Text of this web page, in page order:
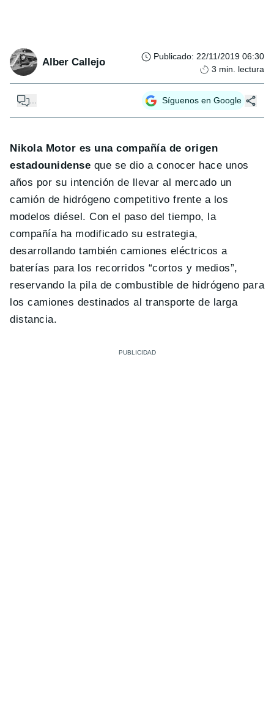
Alber Callejo Publicado: 22/11/2019 06:30
3 min. lectura
... Síguenos en Google
Nikola Motor es una compañía de origen
estadounidense que se dio a conocer hace unos
años por su intención de llevar al mercado un
camión de hidrógeno competitivo frente a los
modelos diésel. Con el paso del tiempo, la
compañía ha modificado su estrategia,
desarrollando también camiones eléctricos a
baterías para los recorridos “cortos y medios”,
reservando la pila de combustible de hidrógeno para
los camiones destinados al transporte de larga
distancia.